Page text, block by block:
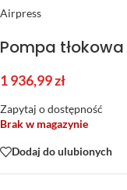
Airpress
Pompa tłokowa
1 936,99zł
Zapytaj o dostępność
Brak w magazynie
Dodaj do ulubionych